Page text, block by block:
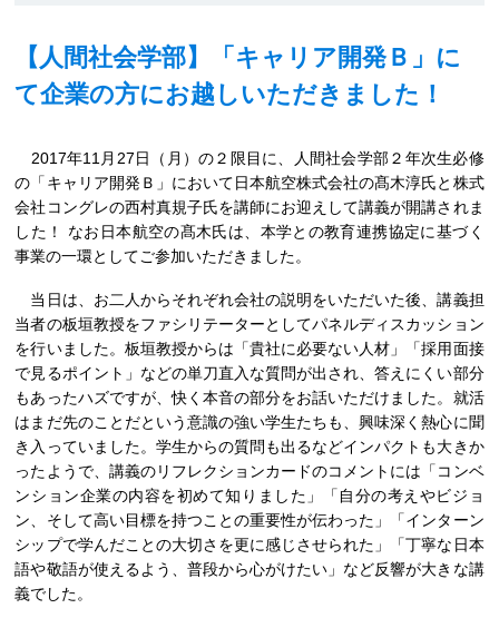
【人間社会学部】「キャリア開発Ｂ」に
て企業の方にお越しいただきました！
2017年11月27日（月）の２限目に、人間社会学部２年次生必修
の「キャリア開発Ｂ」において日本航空株式会社の髙木淳氏と株式
会社コングレの西村真規子氏を講師にお迎えして講義が開講されま
した！ なお日本航空の髙木氏は、本学との教育連携協定に基づく
事業の一環としてご参加いただきました。
当日は、お二人からそれぞれ会社の説明をいただいた後、講義担
当者の板垣教授をファシリテーターとしてパネルディスカッション
を行いました。板垣教授からは「貴社に必要ない人材」「採用面接
で見るポイント」などの単刀直入な質問が出され、答えにくい部分
もあったハズですが、快く本音の部分をお話いただけました。就活
はまだ先のことだという意識の強い学生たちも、興味深く熱心に聞
き入っていました。学生からの質問も出るなどインパクトも大きか
ったようで、講義のリフレクションカードのコメントには「コンベ
ンション企業の内容を初めて知りました」「自分の考えやビジョ
ン、そして高い目標を持つことの重要性が伝わった」「インターン
シップで学んだことの大切さを更に感じさせられた」「丁寧な日本
語や敬語が使えるよう、普段から心がけたい」など反響が大きな講
義でした。